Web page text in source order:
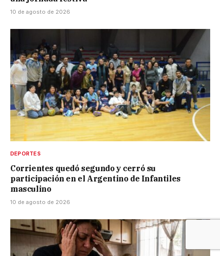
10 de agosto de 2026
DEPORTES
Corrientes quedó segundo y cerró su
participación en el Argentino de Infantiles
masculino
10 de agosto de 2026